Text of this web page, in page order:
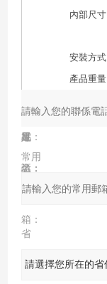
內部尺寸
安裝方式
產品重量
產品谘詢
產
品：
您的
單
位：
您的
姓
名：
聯係
電
話：
常用
郵
箱：
省
份：